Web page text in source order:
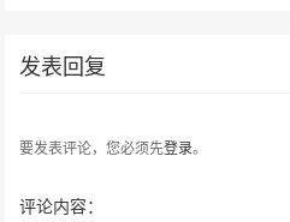
发表回复
要发表评论，您必须先登录。
评论内容：